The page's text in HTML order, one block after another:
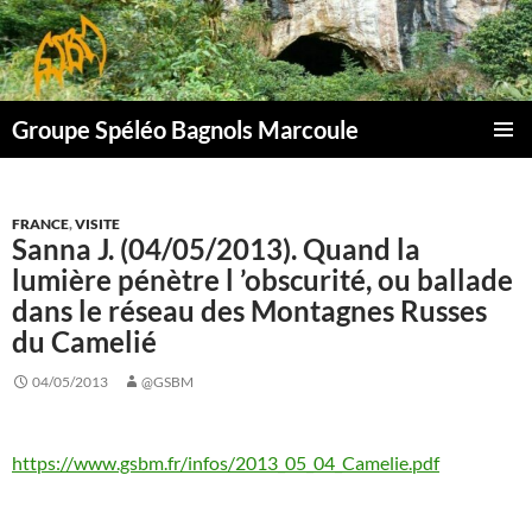
Aller
au
contenu
Groupe Spéléo Bagnols Marcoule
FRANCE,VISITE
Sanna J. (04/05/2013). Quand la
lumière pénètre l ’obscurité, ou ballade
dans le réseau des Montagnes Russes
du Camelié
04/05/2013 @GSBM
https://www.gsbm.fr/infos/2013_05_04_Camelie.pdf